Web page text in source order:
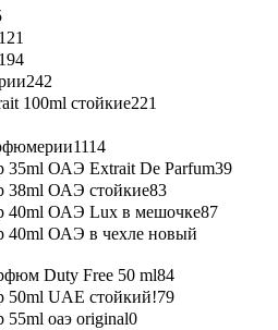
121
194
242
100ml стойкие221
1114
35ml ОАЭ Extrait De Parfum39
38ml ОАЭ стойкие83
40ml ОАЭ Lux в мешочке87
40ml ОАЭ в чехле новый
Duty Free 50 ml84
50ml UAE стойкий!79
55ml оаэ original0